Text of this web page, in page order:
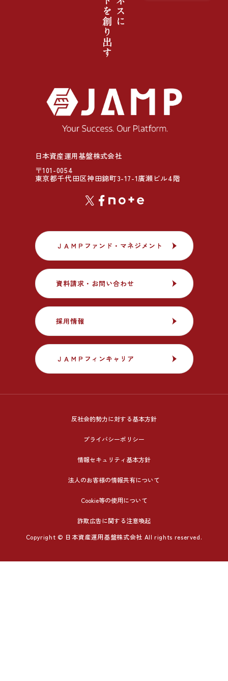
日本資産運用基盤株式会社
〒101-0054
東京都千代田区神田錦町3-17-1廣瀬ビル4階
ＪＡＭＰファンド・マネジメント
ＪＡＭＰファンド・マネジメント
資料請求・お問い合わせ
資料請求・お問い合わせ
採用情報
採用情報
ＪＡＭＰフィンキャリア
ＪＡＭＰフィンキャリア
反社会的勢力に対する基本方針
プライバシーポリシー
情報セキュリティ基本方針
法人のお客様の情報共有について
Cookie等の使用について
詐欺広告に関する注意喚起
Copyright © 日本資産運用基盤株式会社 All rights reserved.